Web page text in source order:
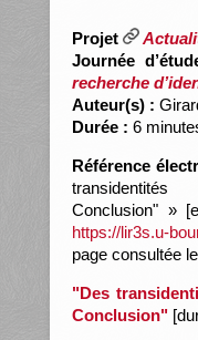
Projet
Journée
recherche
Auteur(s) :
Durée : 6
Référence
Conclusion" »
https://lir3s.u-
page consultée
"Des
Conclusion"